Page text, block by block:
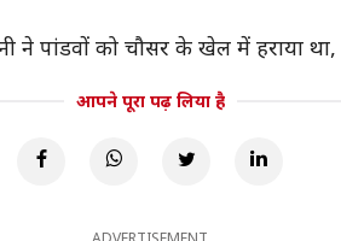
को चौसर के खेल में हराया था,
आपने पूरा पढ़ लिया है